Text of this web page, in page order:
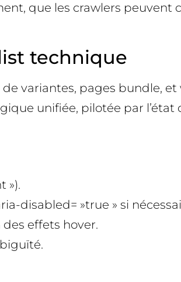
que les crawlers peuvent
technique
variantes, pages bundle, et
unifiée, pilotée par l’état
»).
disabled= »true » si
effets hover.